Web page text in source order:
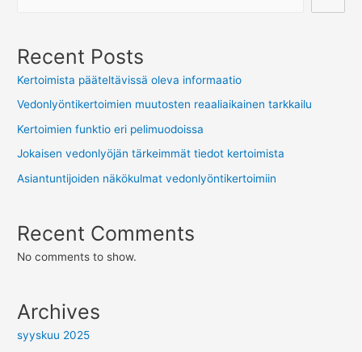
Recent Posts
Kertoimista pääteltävissä oleva informaatio
Vedonlyöntikertoimien muutosten reaaliaikainen tarkkailu
Kertoimien funktio eri pelimuodoissa
Jokaisen vedonlyöjän tärkeimmät tiedot kertoimista
Asiantuntijoiden näkökulmat vedonlyöntikertoimiin
Recent Comments
No comments to show.
Archives
syyskuu 2025